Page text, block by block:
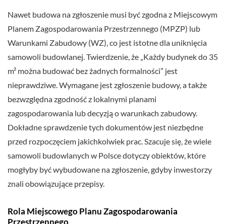
Nawet budowa na zgłoszenie musi być zgodna z Miejscowym
Planem Zagospodarowania Przestrzennego (MPZP) lub
Warunkami Zabudowy (WZ), co jest istotne dla uniknięcia
samowoli budowlanej. Twierdzenie, że „Każdy budynek do 35
m² można budować bez żadnych formalności” jest
nieprawdziwe. Wymagane jest zgłoszenie budowy, a także
bezwzględna zgodność z lokalnymi planami
zagospodarowania lub decyzją o warunkach zabudowy.
Dokładne sprawdzenie tych dokumentów jest niezbędne
przed rozpoczęciem jakichkolwiek prac. Szacuje się, że wiele
samowoli budowlanych w Polsce dotyczy obiektów, które
mogłyby być wybudowane na zgłoszenie, gdyby inwestorzy
znali obowiązujące przepisy.
Rola Miejscowego Planu Zagospodarowania
Przestrzennego